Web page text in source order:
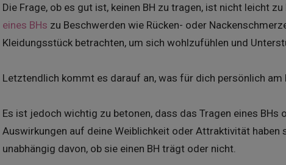
Die Frage, ob es gut ist, keinen BH zu tragen, ist nicht leicht
eines BHs zu Beschwerden wie Rücken- oder
Kleidungsstück betrachten, um sich wohlzufühlen und
Letztendlich kommt es darauf an, was für dich persönlich
Es ist jedoch wichtig zu betonen, dass das Tragen eines BHs
Auswirkungen auf deine Weiblichkeit oder Attraktivität
unabhängig davon, ob sie einen BH trägt oder nicht.